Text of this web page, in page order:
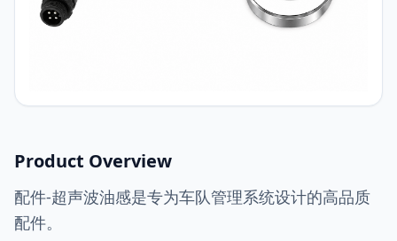
Product Overview
配件-超声波油感是专为车队管理系统设计的高品质
配件。